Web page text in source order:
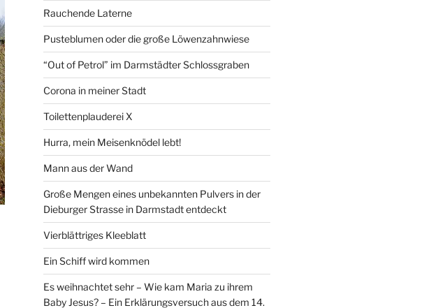
Rauchende Laterne
Pusteblumen oder die große Löwenzahnwiese
“Out of Petrol” im Darmstädter Schlossgraben
Corona in meiner Stadt
Toilettenplauderei X
Hurra, mein Meisenknödel lebt!
Mann aus der Wand
Große Mengen eines unbekannten Pulvers in der
Dieburger Strasse in Darmstadt entdeckt
Vierblättriges Kleeblatt
Ein Schiff wird kommen
Es weihnachtet sehr – Wie kam Maria zu ihrem
Baby Jesus? – Ein Erklärungsversuch aus dem 14.